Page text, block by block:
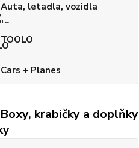
Auta, letadla, vozidla
TOOLO
Cars + Planes
Boxy, krabičky a doplňky